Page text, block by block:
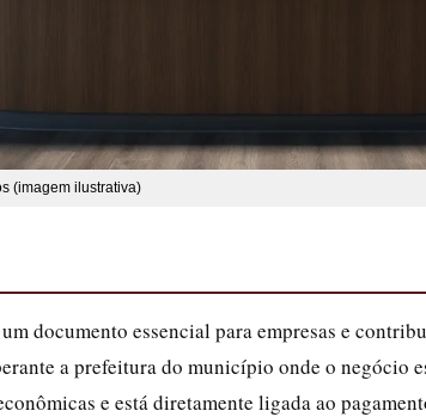
(imagem ilustrativa)
documento essencial para empresas e
a prefeitura do município onde o negócio
e está diretamente ligada ao